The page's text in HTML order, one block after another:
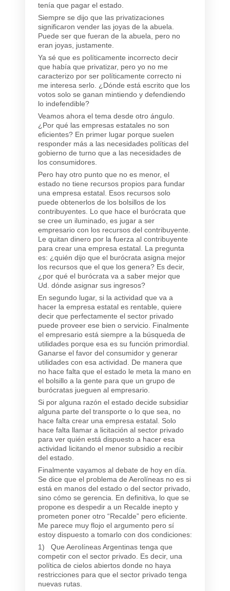
tenía que pagar el estado.
Siempre se dijo que las privatizaciones
significaron vender las joyas de la abuela.
Puede ser que fueran de la abuela, pero no
eran joyas, justamente.
Ya sé que es políticamente incorrecto decir
que había que privatizar, pero yo no me
caracterizo por ser políticamente correcto ni
me interesa serlo. ¿Dónde está escrito que los
votos solo se ganan mintiendo y defendiendo
lo indefendible?
Veamos ahora el tema desde otro ángulo.
¿Por qué las empresas estatales no son
eficientes? En primer lugar porque suelen
responder más a las necesidades políticas del
gobierno de turno que a las necesidades de
los consumidores.
Pero hay otro punto que no es menor, el
estado no tiene recursos propios para fundar
una empresa estatal. Esos recursos solo
puede obtenerlos de los bolsillos de los
contribuyentes. Lo que hace el burócrata que
se cree un iluminado, es jugar a ser
empresario con los recursos del contribuyente.
Le quitan dinero por la fuerza al contribuyente
para crear una empresa estatal. La pregunta
es: ¿quién dijo que el burócrata asigna mejor
los recursos que el que los genera? Es decir,
¿por qué el burócrata va a saber mejor que
Ud. dónde asignar sus ingresos?
En segundo lugar, si la actividad que va a
hacer la empresa estatal es rentable, quiere
decir que perfectamente el sector privado
puede proveer ese bien o servicio. Finalmente
el empresario está siempre a la búsqueda de
utilidades porque esa es su función primordial.
Ganarse el favor del consumidor y generar
utilidades con esa actividad. De manera que
no hace falta que el estado le meta la mano en
el bolsillo a la gente para que un grupo de
burócratas jueguen al empresario.
Si por alguna razón el estado decide subsidiar
alguna parte del transporte o lo que sea, no
hace falta crear una empresa estatal. Solo
hace falta llamar a licitación al sector privado
para ver quién está dispuesto a hacer esa
actividad licitando el menor subsidio a recibir
del estado.
Finalmente vayamos al debate de hoy en día.
Se dice que el problema de Aerolíneas no es si
está en manos del estado o del sector privado,
sino cómo se gerencia. En definitiva, lo que se
propone es despedir a un Recalde inepto y
prometen poner otro “Recalde” pero eficiente.
Me parece muy flojo el argumento pero sí
estoy dispuesto a tomarlo con dos condiciones:
1) Que Aerolíneas Argentinas tenga que
competir con el sector privado. Es decir, una
política de cielos abiertos donde no haya
restricciones para que el sector privado tenga
nuevas rutas.